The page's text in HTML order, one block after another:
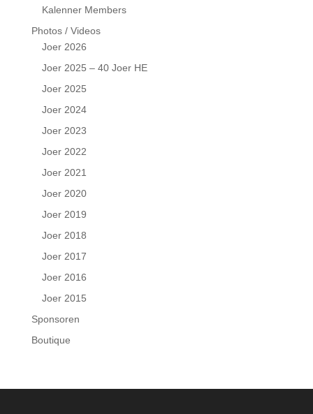
Kalenner Members
Photos / Videos
Joer 2026
Joer 2025 – 40 Joer HE
Joer 2025
Joer 2024
Joer 2023
Joer 2022
Joer 2021
Joer 2020
Joer 2019
Joer 2018
Joer 2017
Joer 2016
Joer 2015
Sponsoren
Boutique